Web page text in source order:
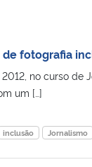
fotografia
no curso de
um […]
inclusão Jornalismo